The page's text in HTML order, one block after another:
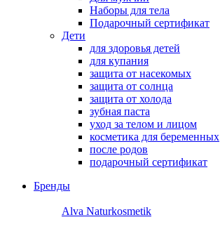
Наборы для тела
Подарочный сертификат
Дети
для здоровья детей
для купания
защита от насекомых
защита от солнца
защита от холода
зубная паста
уход за телом и лицом
косметика для беременных
после родов
подарочный сертификат
Бренды
Alva Naturkosmetik